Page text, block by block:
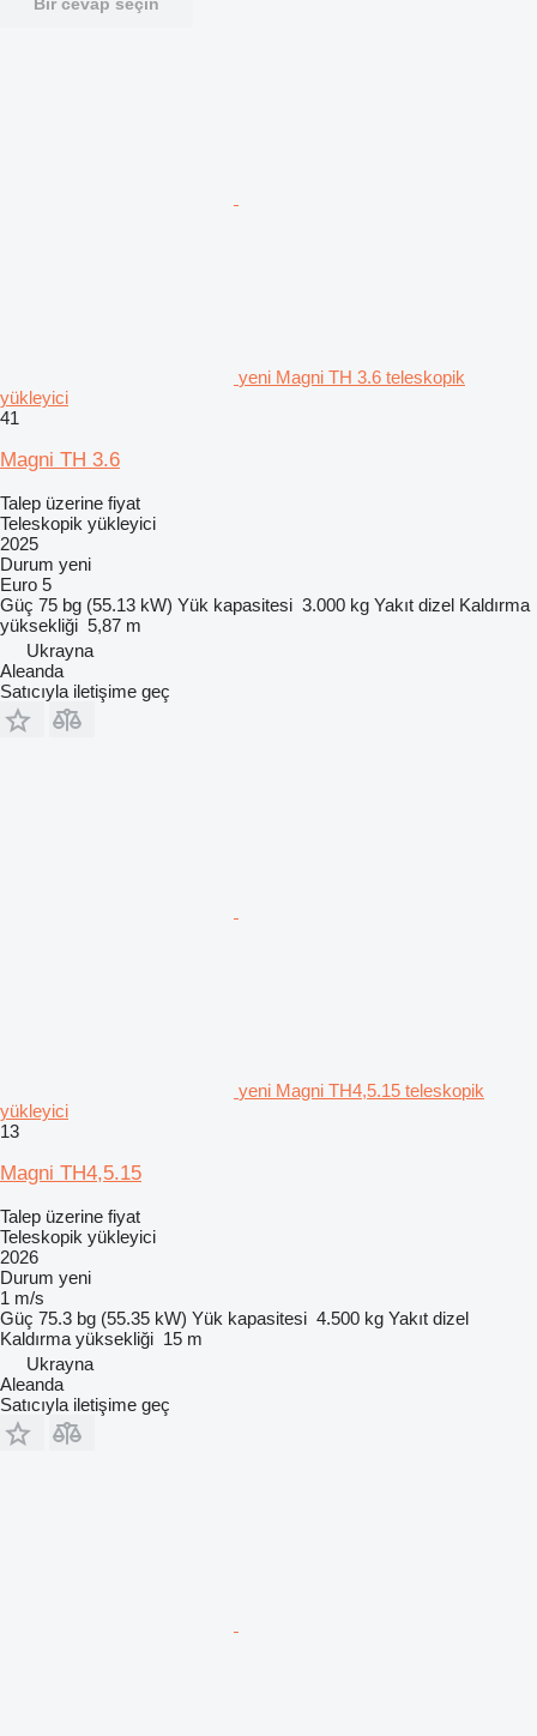
yeni Magni TH 3.6 teleskopik
yükleyici
41
Magni TH 3.6
Talep üzerine fiyat
Teleskopik yükleyici
2025
Durum yeni
Euro 5
Güç 75 bg (55.13 kW) Yük kapasitesi 3.000 kg Yakıt dizel Kaldırma
yüksekliği 5,87 m
Ukrayna
Aleanda
Satıcıyla iletişime geç
yeni Magni TH4,5.15 teleskopik
yükleyici
13
Magni TH4,5.15
Talep üzerine fiyat
Teleskopik yükleyici
2026
Durum yeni
1 m/s
Güç 75.3 bg (55.35 kW) Yük kapasitesi 4.500 kg Yakıt dizel
Kaldırma yüksekliği 15 m
Ukrayna
Aleanda
Satıcıyla iletişime geç